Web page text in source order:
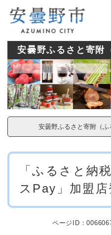
メニューを
安曇野ふるさと寄附
安曇野ふるさと寄附（
本
「ふるさと納
スPay」加盟
ページID：